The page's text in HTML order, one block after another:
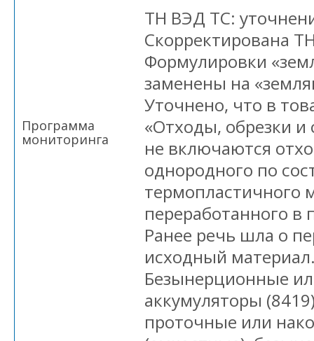
Программа
мониторинга
ТН ВЭД ТС:
Скорректирована
Формулировки
заменены на
Уточнено, что в
«Отходы, обрезки и
не включаются
однородного по
термопластичного
переработанного
Ранее речь шла о
исходный
Безынерционные
аккумуляторы
проточные или